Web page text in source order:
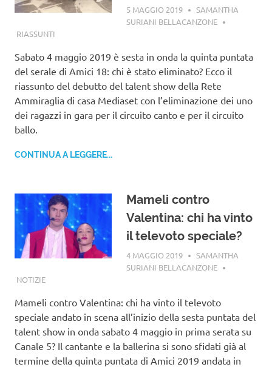
5 MAGGIO 2019
SAMANTHA
SURIANI BELLACANZONE
RIASSUNTI
Sabato 4 maggio 2019 è sesta in onda la quinta puntata
del serale di Amici 18: chi è stato eliminato? Ecco il
riassunto del debutto del talent show della Rete
Ammiraglia di casa Mediaset con l’eliminazione dei uno
dei ragazzi in gara per il circuito canto e per il circuito
ballo.
CONTINUA A LEGGERE...
Mameli contro
Valentina: chi ha vinto
il televoto speciale?
4 MAGGIO 2019
SAMANTHA
SURIANI BELLACANZONE
NOTIZIE
Mameli contro Valentina: chi ha vinto il televoto
speciale andato in scena all’inizio della sesta puntata del
talent show in onda sabato 4 maggio in prima serata su
Canale 5? Il cantante e la ballerina si sono sfidati già al
termine della quinta puntata di Amici 2019 andata in